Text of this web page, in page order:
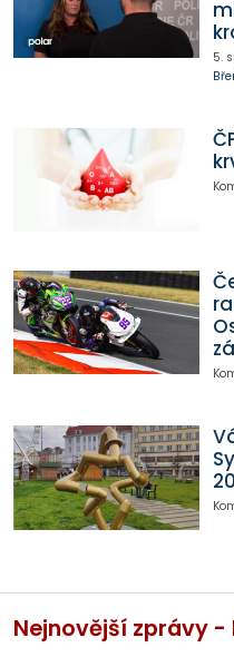
5.
Nejnovější zprávy -